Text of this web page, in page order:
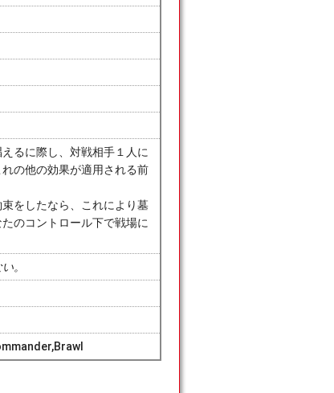
るに際し、対戦相手１人に
の他の効果が適用される前
をしたなら、これにより墓
のコントロール下で戦場に
。